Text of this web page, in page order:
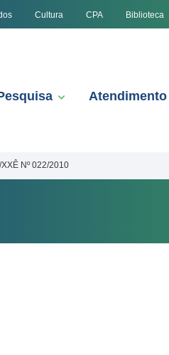
Cultura CPA Biblioteca
Nº 022/2010